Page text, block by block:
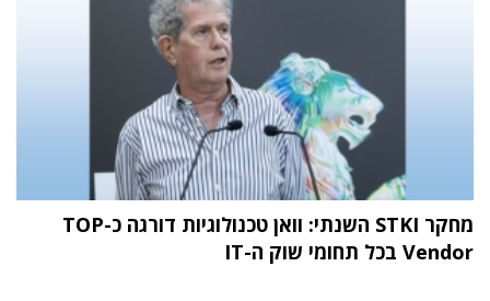
מחקר STKI השנתי: וואן טכנולוגיות דורגה כ-TOP
Vendor בכל תחומי שוק ה-IT